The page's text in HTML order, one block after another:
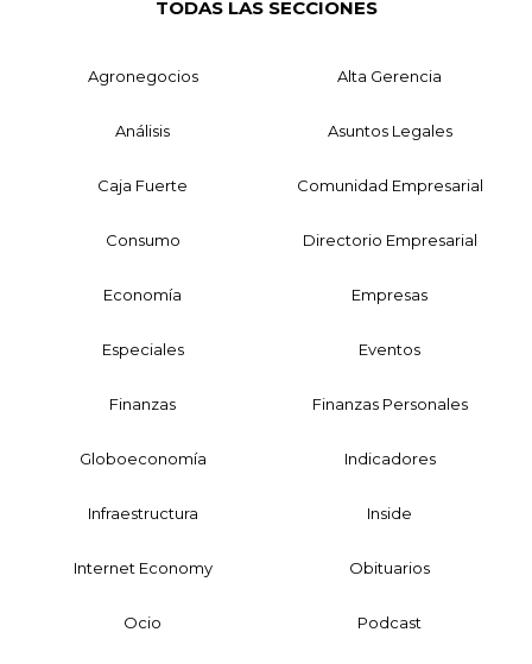
TODAS LAS SECCIONES
Agronegocios Alta Gerencia
Análisis Asuntos Legales
Caja Fuerte Comunidad Empresarial
Consumo Directorio Empresarial
Economía Empresas
Especiales Eventos
Finanzas Finanzas Personales
Globoeconomía Indicadores
Infraestructura Inside
Internet Economy Obituarios
Ocio Podcast